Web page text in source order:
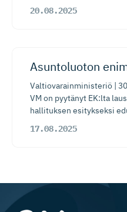
20.08.2025
​​Asuntoluoton
Valtiovarainministeriö |
VM on pyytänyt EK:lta
hallituksen esitykseksi
17.08.2025